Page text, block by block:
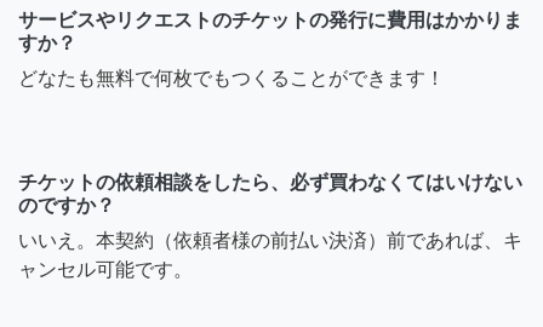
サービスやリクエストのチケットの発行に費用はかかりま
すか？
どなたも無料で何枚でもつくることができます！
チケットの依頼相談をしたら、必ず買わなくてはいけない
のですか？
いいえ。本契約（依頼者様の前払い決済）前であれば、キ
ャンセル可能です。